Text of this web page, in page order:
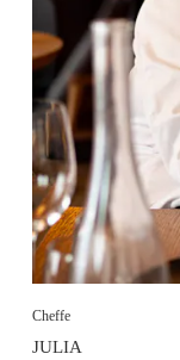
Cheffe
JULIA